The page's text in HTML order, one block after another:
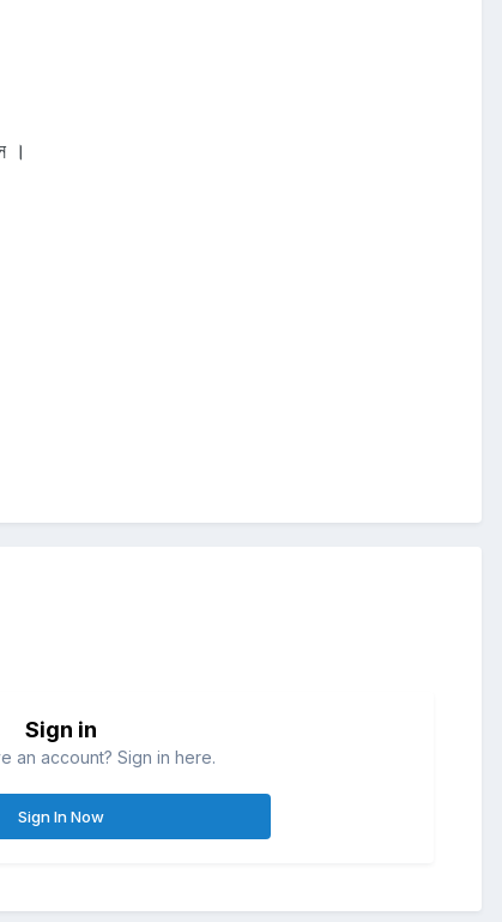
।
Sign in
an account? Sign in here.
Sign In Now